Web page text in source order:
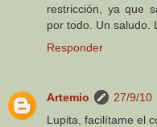
restricción, ya que
por todo. Un saludo.
Responder
Artemio
27/9/10
Lupita, facilítame el